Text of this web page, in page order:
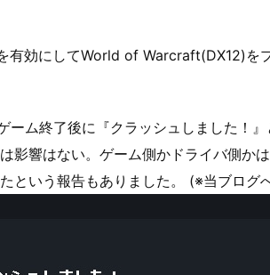
有効にしてWorld of Warcraft(DX12)を
ーム終了後に『クラッシュしました！
影響はない。ゲーム側かドライバ側か
という報告もありました。 (※当ブログ